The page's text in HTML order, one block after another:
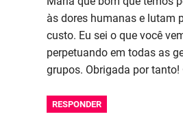
às dores humanas e lutam
custo. Eu sei o que você
perpetuando em todas as
grupos. Obrigada por
RESPONDER